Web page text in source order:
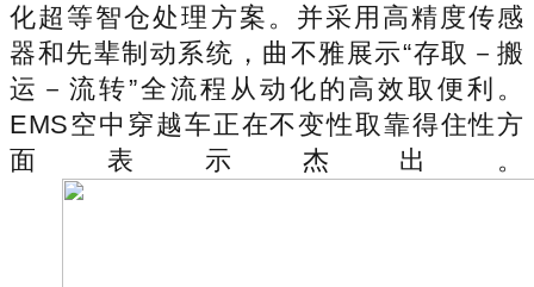
化超等智仓处理方案。并采用高精度传感
器和先辈制动系统，曲不雅展示“存取－搬
运－流转”全流程从动化的高效取便利。
EMS空中穿越车正在不变性取靠得住性方
面表示杰出。